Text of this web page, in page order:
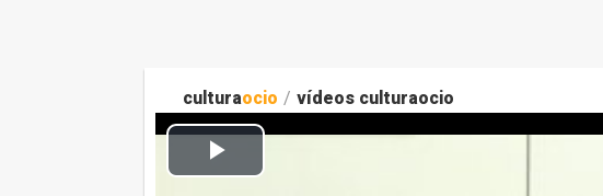
culturaocio / vídeos culturaocio